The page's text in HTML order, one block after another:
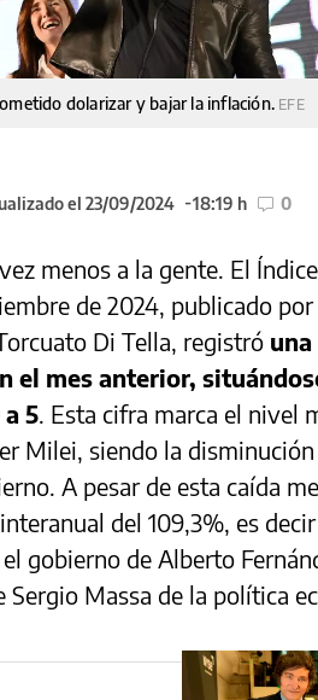
dolarizar y bajar la inflación. EFE
el 23/09/2024 18:19 h 0
menos a la gente. El
de 2024, publicado
Di Tella, registró
el mes anterior,
5. Esta cifra marca el nivel
Milei, siendo la
A pesar de esta caída
del 109,3%, es
gobierno de Alberto
Sergio Massa de la política